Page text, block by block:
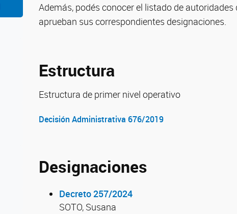
Además, podés conocer el listado de
aprueban sus correspondientes designaciones.
Estructura
Estructura de primer nivel operativo
Decisión Administrativa 676/2019
Designaciones
Decreto 257/2024
SOTO, Susana